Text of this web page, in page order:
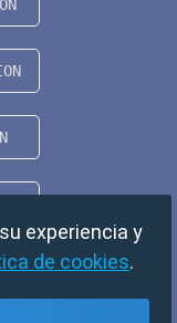
experiencia y
de cookies.